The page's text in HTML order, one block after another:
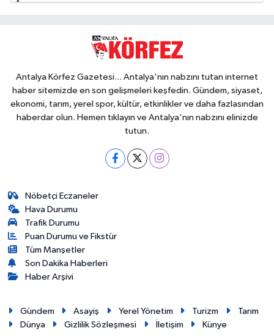
Antalya Körfez Gazetesi... Antalya'nın nabzını tutan internet
haber sitemizde en son gelişmeleri keşfedin. Gündem, siyaset,
ekonomi, tarım, yerel spor, kültür, etkinlikler ve daha fazlasından
haberdar olun. Hemen tıklayın ve Antalya'nın nabzını elinizde
tutun.
Nöbetçi Eczaneler
Hava Durumu
Trafik Durumu
Puan Durumu ve Fikstür
Tüm Manşetler
Son Dakika Haberleri
Haber Arşivi
Gündem Asayiş Yerel Yönetim Turizm
Tarım
Dünya
Gizlilik Sözleşmesi İletişim Künye